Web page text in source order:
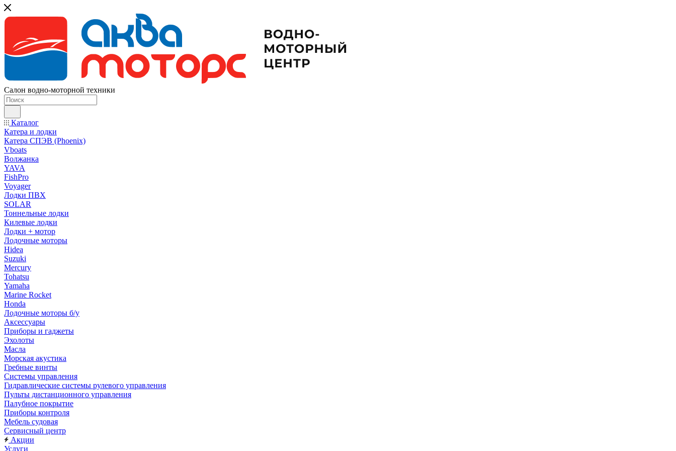
Салон водно-моторной техники
Каталог
Катера и лодки
Катера СПЭВ (Phoenix)
Vboats
Волжанка
YAVA
FishPro
Voyager
Лодки ПВХ
SOLAR
Тоннельные лодки
Килевые лодки
Лодки + мотор
Лодочные моторы
Hidea
Suzuki
Mercury
Tohatsu
Yamaha
Marine Rocket
Honda
Лодочные моторы б/у
Аксессуары
Приборы и гаджеты
Эхолоты
Масла
Морская акустика
Гребные винты
Системы управления
Гидравлические системы рулевого управления
Пульты дистанционного управления
Палубное покрытие
Приборы контроля
Мебель судовая
Сервисный центр
Акции
Услуги